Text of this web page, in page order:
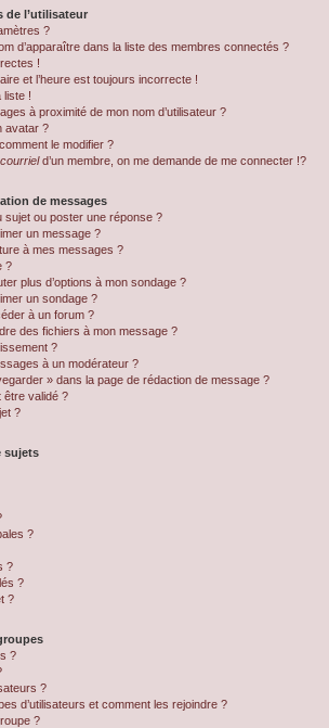
de l’utilisateur
?
d’apparaître dans la liste des membres connectés ?
!
et l’heure est toujours incorrecte !
liste !
à proximité de mon nom d’utilisateur ?
avatar ?
le modifier ?
courrield’un membre, on me demande de me connecter !?
de messages
sujet ou poster une réponse ?
un message ?
à mes messages ?
?
plus d’options à mon sondage ?
un sondage ?
à un forum ?
des fichiers à mon message ?
?
à un modérateur ?
» dans la page de rédaction de message ?
être validé ?
?
sujets
?
?
?
?
?
?
d’utilisateurs et comment les rejoindre ?
?